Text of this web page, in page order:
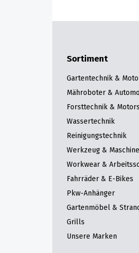
Sortiment
Gartentechnik &
Mähroboter &
Forsttechnik &
Wassertechnik
Reinigungstechnik
Werkzeug &
Workwear &
Fahrräder & E-Bikes
Pkw-Anhänger
Gartenmöbel &
Grills
Unsere Marken